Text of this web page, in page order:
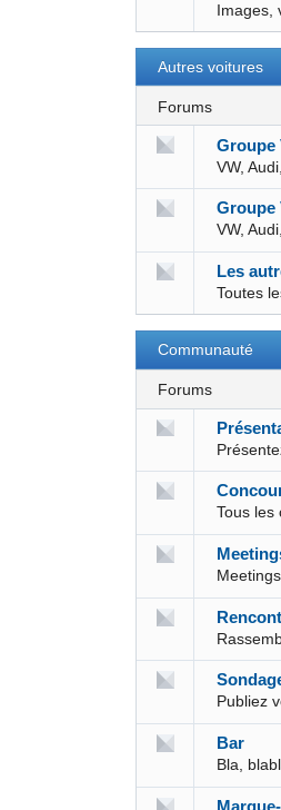
Images,
Autres voitures
Forums
Groupe
VW,
Groupe
VW,
Les
Toutes
Communauté
Forums
Tous les
Publiez
Bar
Bla,